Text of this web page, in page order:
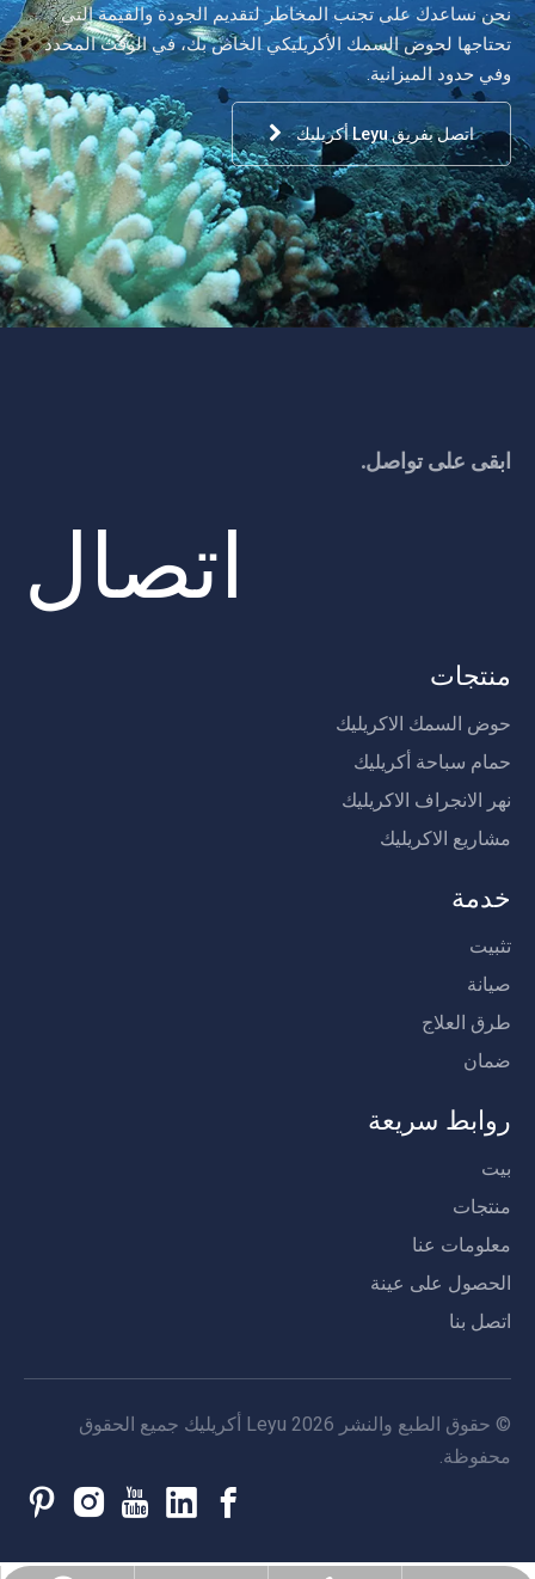
نحن نساعدك على تجنب المخاطر لتقديم الجودة والقيمة التي
تحتاجها لحوض السمك الأكريليكي الخاص بك، في الوقت المحدد
وفي حدود الميزانية.
اتصل بفريق Leyu أكريليك
ابقى على تواصل.
اتصال
منتجات
حوض السمك الاكريليك
حمام سباحة أكريليك
نهر الانجراف الاكريليك
مشاريع الاكريليك
خدمة
تثبيت
صيانة
طرق العلاج
ضمان
روابط سريعة
بيت
منتجات
معلومات عنا
الحصول على عينة
اتصل بنا
© حقوق الطبع والنشر 2026
Leyu أكريليك جميع الحقوق
محفوظة.